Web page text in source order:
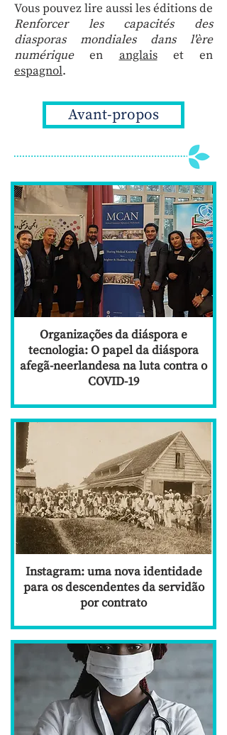
Vous pouvez lire aussi les éditions de
Renforcer les capacités des
diasporas mondiales dans l'ère
numériqueen anglaiset en
espagnol.
Avant-propos
Organizações da diáspora e
tecnologia: O papel da diáspora
afegã-neerlandesa na luta contra o
COVID-19
Instagram: uma nova identidade
para os descendentes da servidão
por contrato